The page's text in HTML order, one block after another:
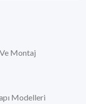
Montaj
Modelleri